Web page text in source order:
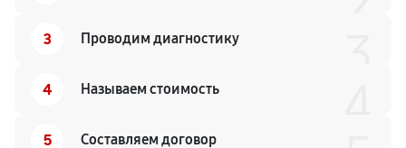
3 Проводим диагностику
4 Называем стоимость
5 Составляем договор